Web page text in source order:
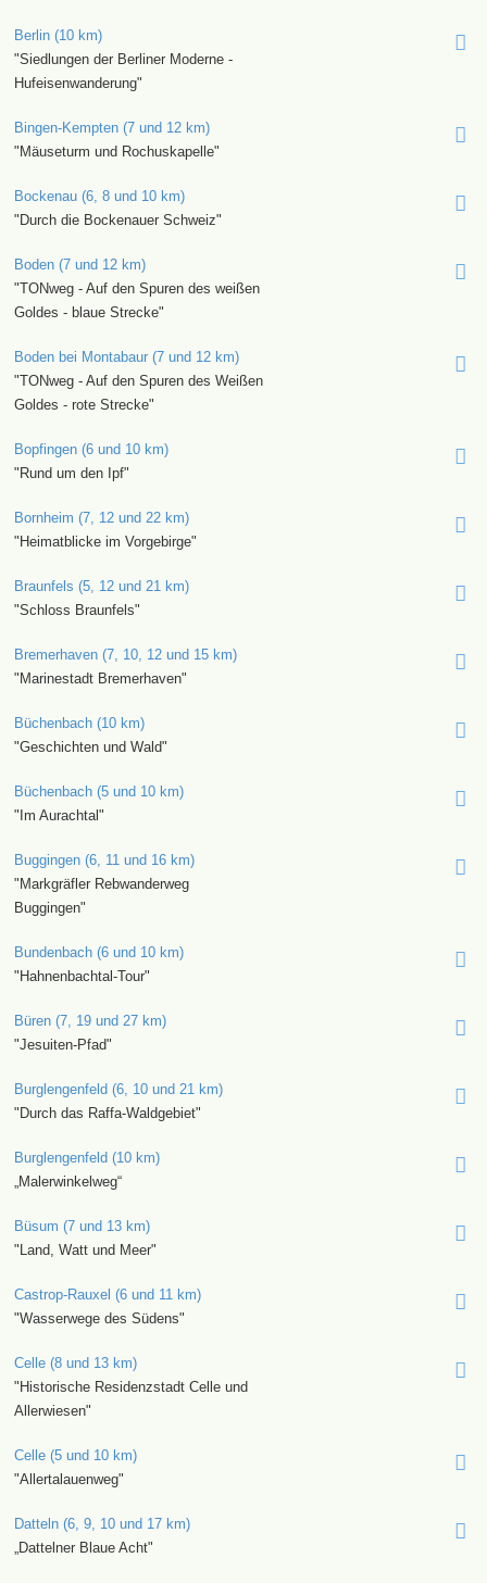
Berlin (10 km)
"Siedlungen der Berliner Moderne -
Hufeisenwanderung"
Bingen-Kempten (7 und 12 km)
"Mäuseturm und Rochuskapelle"
Bockenau (6, 8 und 10 km)
"Durch die Bockenauer Schweiz"
Boden (7 und 12 km)
"TONweg - Auf den Spuren des weißen
Goldes - blaue Strecke"
Boden bei Montabaur (7 und 12 km)
"TONweg - Auf den Spuren des Weißen
Goldes - rote Strecke"
Bopfingen (6 und 10 km)
"Rund um den Ipf"
Bornheim (7, 12 und 22 km)
"Heimatblicke im Vorgebirge"
Braunfels (5, 12 und 21 km)
"Schloss Braunfels"
Bremerhaven (7, 10, 12 und 15 km)
"Marinestadt Bremerhaven"
Büchenbach (10 km)
"Geschichten und Wald"
Büchenbach (5 und 10 km)
"Im Aurachtal"
Buggingen (6, 11 und 16 km)
"Markgräfler Rebwanderweg
Buggingen"
Bundenbach (6 und 10 km)
"Hahnenbachtal-Tour"
Büren (7, 19 und 27 km)
"Jesuiten-Pfad"
Burglengenfeld (6, 10 und 21 km)
"Durch das Raffa-Waldgebiet"
Burglengenfeld (10 km)
„Malerwinkelweg“
Büsum (7 und 13 km)
"Land, Watt und Meer"
Castrop-Rauxel (6 und 11 km)
"Wasserwege des Südens"
Celle (8 und 13 km)
"Historische Residenzstadt Celle und
Allerwiesen"
Celle (5 und 10 km)
"Allertalauenweg"
Datteln (6, 9, 10 und 17 km)
„Dattelner Blaue Acht"